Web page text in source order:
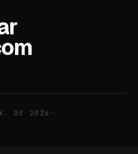
DE 2026 •